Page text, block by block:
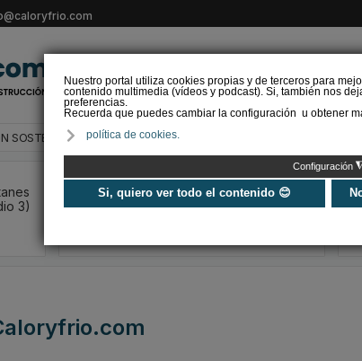
Nuestro portal utiliza cookies propias y de terceros para
contenido multimedia (vídeos y podcast). Si, también nos
preferencias.
Recuerda que puedes cambiar la configuración u obtener
política de cookies.
Configuración
Si, quiero ver todo el contenido 😊
SOSTENIBLE ENERGÍAS RENOVABLES
3)
Universo Aniversario - Un
año, muchos momentos